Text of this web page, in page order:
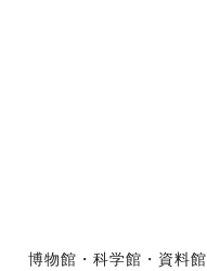
博物館・科学館・資料館